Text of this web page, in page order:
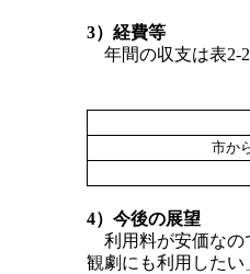
3）経費等
年間の収支は表2-
市か
4）今後の展望
利用料が安価なの
観劇にも利用した